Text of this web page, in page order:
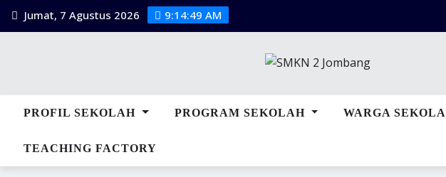
Jumat, 7 Agustus 2026 9:14:50 AM
PROFIL SEKOLAH PROGRAM SEKOLAH WARGA
TEACHING FACTORY